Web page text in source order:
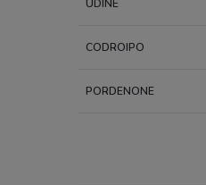
UDINE
CODROIPO
PORDENONE